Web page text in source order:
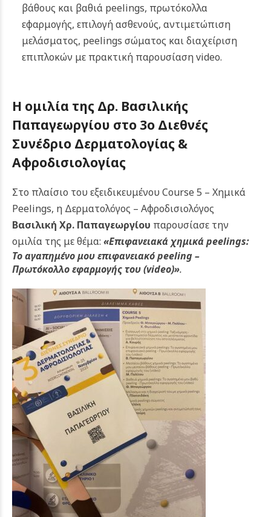
βάθους και βαθιά peelings, πρωτόκολλα
εφαρμογής, επιλογή ασθενούς, αντιμετώπιση
μελάσματος, peelings σώματος και διαχείριση
επιπλοκών με πρακτική παρουσίαση video.
Η ομιλία της Δρ. Βασιλικής
Παπαγεωργίου στο 3ο Διεθνές
Συνέδριο Δερματολογίας &
Αφροδισιολογίας
Στο πλαίσιο του εξειδικευμένου Course 5 – Χημικά
Peelings, η Δερματολόγος – Αφροδισιολόγος
Βασιλική Χρ. Παπαγεωργίου παρουσίασε την
ομιλία της με θέμα: «Επιφανειακά χημικά peelings:
Το αγαπημένο μου επιφανειακό peeling –
Πρωτόκολλο εφαρμογής του (video)».